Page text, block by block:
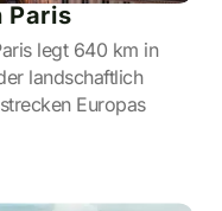
Paris
legt 640 km in
landschaftlich
Europas